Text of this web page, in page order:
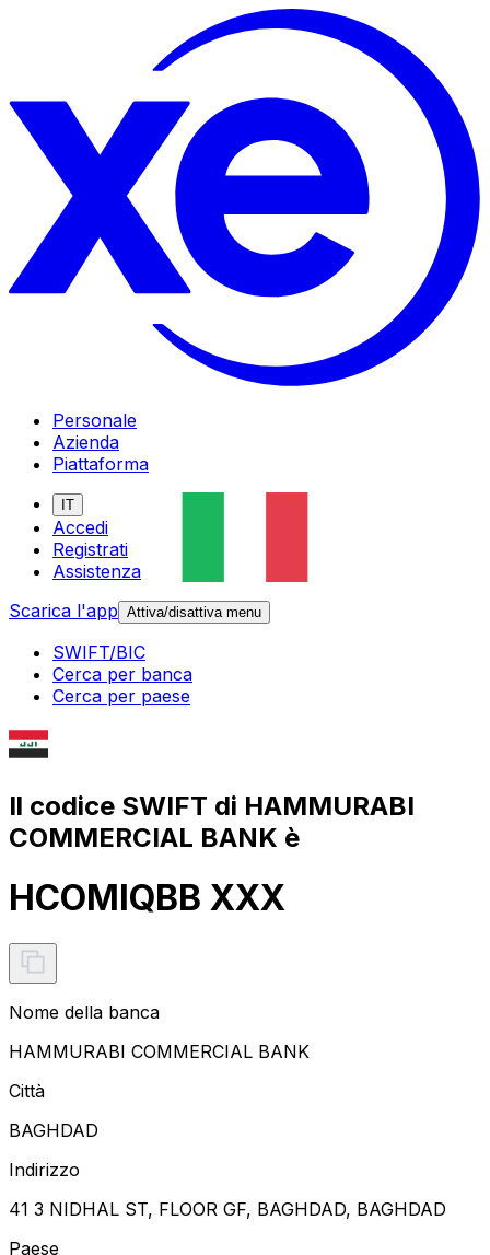
Personale
Azienda
Piattaforma
IT
Accedi
Registrati
Assistenza
Scarica l'app Attiva/disattiva menu
SWIFT/BIC
Cerca per banca
Cerca per paese
Il codice SWIFT di HAMMURABI
COMMERCIAL BANK è
HCOMIQBB XXX
Nome della banca
HAMMURABI COMMERCIAL BANK
Città
BAGHDAD
Indirizzo
41 3 NIDHAL ST, FLOOR GF, BAGHDAD, BAGHDAD
Paese